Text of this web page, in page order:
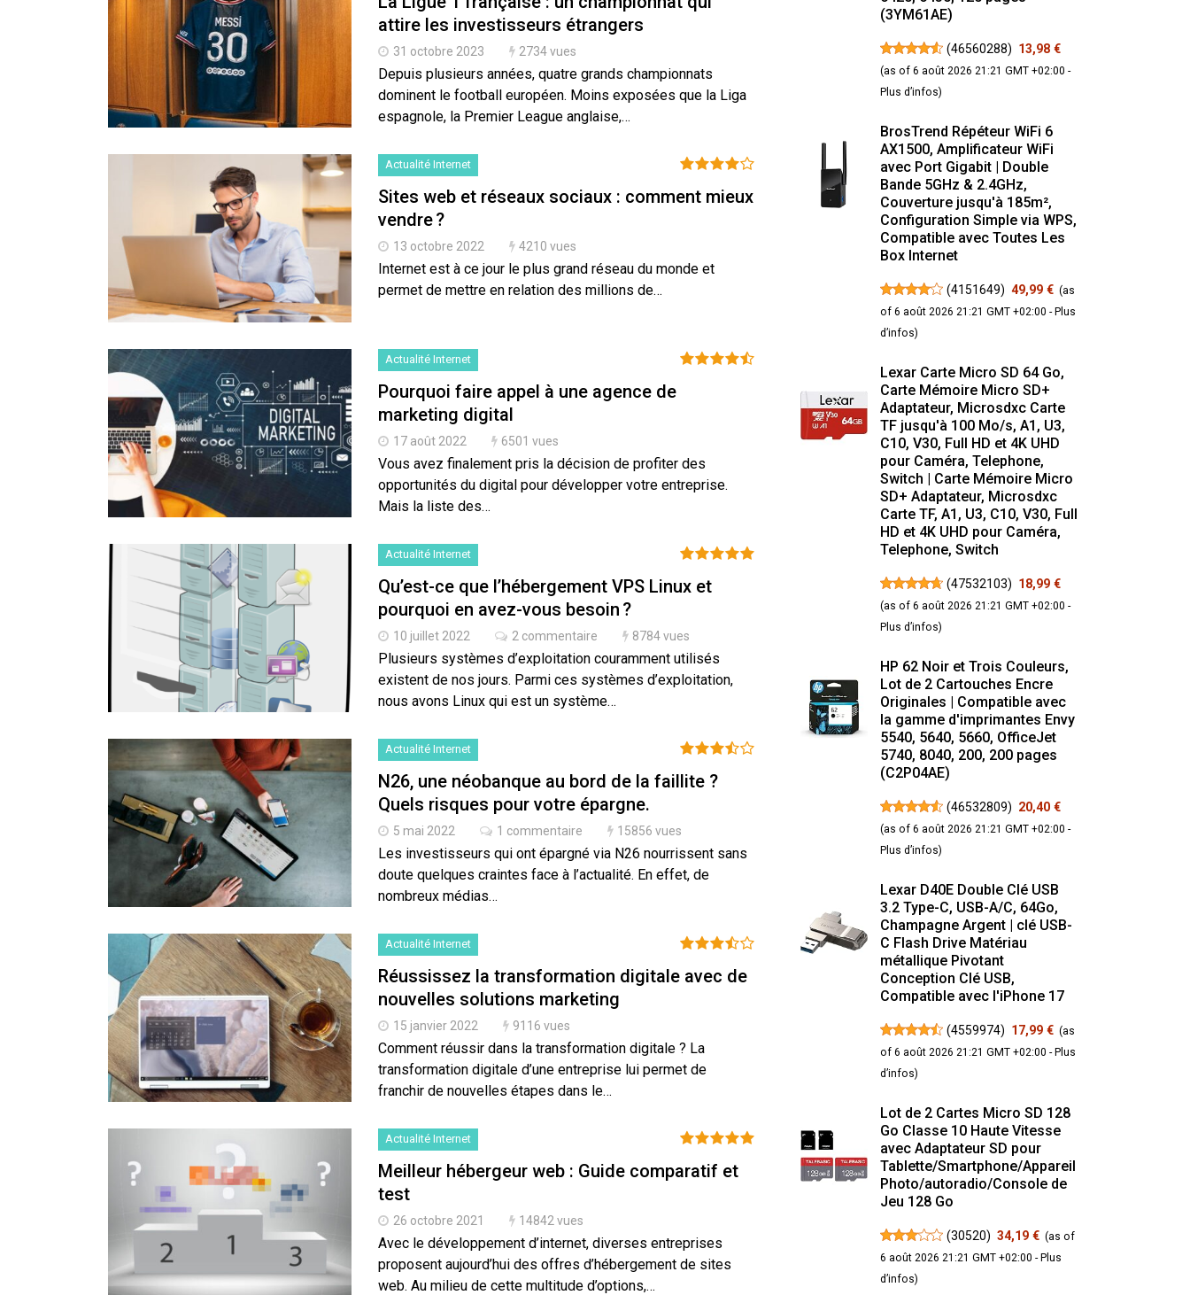
attire les investisseurs étrangers
31 octobre 2023 2734 vues
Depuis plusieurs années, quatre grands championnats
dominent le football européen. Moins exposées que la Liga
espagnole, la Premier League anglaise,…
Actualité Internet
Sites web et réseaux sociaux : comment mieux
vendre ?
13 octobre 2022 4210 vues
Internet est à ce jour le plus grand réseau du monde et
permet de mettre en relation des millions de…
Actualité Internet
Pourquoi faire appel à une agence de
marketing digital
17 août 2022 6501 vues
Vous avez finalement pris la décision de profiter des
opportunités du digital pour développer votre entreprise.
Mais la liste des…
Actualité Internet
Qu’est-ce que l’hébergement VPS Linux et
pourquoi en avez-vous besoin ?
10 juillet 2022 2 commentaire 8784 vues
Plusieurs systèmes d’exploitation couramment utilisés
existent de nos jours. Parmi ces systèmes d’exploitation,
nous avons Linux qui est un système…
Actualité Internet
N26, une néobanque au bord de la faillite ?
Quels risques pour votre épargne.
5 mai 2022 1 commentaire 15856 vues
Les investisseurs qui ont épargné via N26 nourrissent sans
doute quelques craintes face à l’actualité. En effet, de
nombreux médias…
Actualité Internet
Réussissez la transformation digitale avec de
nouvelles solutions marketing
15 janvier 2022 9116 vues
Comment réussir dans la transformation digitale ? La
transformation digitale d’une entreprise lui permet de
franchir de nouvelles étapes dans le…
Actualité Internet
Meilleur hébergeur web : Guide comparatif et
test
26 octobre 2021 14842 vues
Avec le développement d’internet, diverses entreprises
proposent aujourd’hui des offres d’hébergement de sites
web. Au milieu de cette multitude d’options,…
(3YM61AE)
(46560288) 13,98 €
(as of 6 août 2026 21:21 GMT +02:00 -
Plus d’infos)
BrosTrend Répéteur WiFi 6
AX1500, Amplificateur WiFi
avec Port Gigabit | Double
Bande 5GHz & 2.4GHz,
Couverture jusqu'à 185m²,
Configuration Simple via WPS,
Compatible avec Toutes Les
Box Internet
(4151649) 49,99 € (as
of 6 août 2026 21:21 GMT +02:00 -Plus
d’infos)
Lexar Carte Micro SD 64 Go,
Carte Mémoire Micro SD+
Adaptateur, Microsdxc Carte
TF jusqu'à 100 Mo/s, A1, U3,
C10, V30, Full HD et 4K UHD
pour Caméra, Telephone,
Switch | Carte Mémoire Micro
SD+ Adaptateur, Microsdxc
Carte TF, A1, U3, C10, V30, Full
HD et 4K UHD pour Caméra,
Telephone, Switch
(47532103) 18,99 €
(as of 6 août 2026 21:21 GMT +02:00 -
Plus d’infos)
HP 62 Noir et Trois Couleurs,
Lot de 2 Cartouches Encre
Originales | Compatible avec
la gamme d'imprimantes Envy
5540, 5640, 5660, OfficeJet
5740, 8040, 200, 200 pages
(C2P04AE)
(46532809) 20,40 €
(as of 6 août 2026 21:21 GMT +02:00 -
Plus d’infos)
Lexar D40E Double Clé USB
3.2 Type-C, USB-A/C, 64Go,
Champagne Argent | clé USB-
C Flash Drive Matériau
métallique Pivotant
Conception Clé USB,
Compatible avec l'iPhone 17
(4559974) 17,99 € (as
of 6 août 2026 21:21 GMT +02:00 -Plus
d’infos)
Lot de 2 Cartes Micro SD 128
Go Classe 10 Haute Vitesse
avec Adaptateur SD pour
Tablette/Smartphone/Appareil
Photo/autoradio/Console de
Jeu 128 Go
(30520) 34,19 € (as of
6 août 2026 21:21 GMT +02:00 -Plus
d’infos)